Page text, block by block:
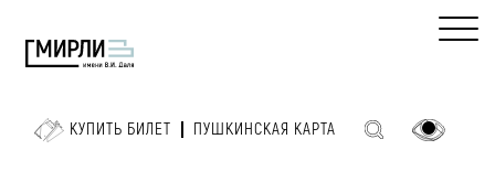
КУПИТЬ БИЛЕТ ПУШКИНСКАЯ КАРТА